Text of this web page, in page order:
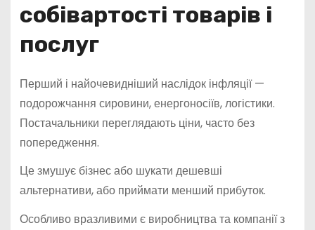
собівартості товарів і
послуг
Перший і найочевидніший наслідок інфляції —
подорожчання сировини, енергоносіїв, логістики.
Постачальники переглядають ціни, часто без
попередження.
Це змушує бізнес або шукати дешевші
альтернативи, або приймати менший прибуток.
Особливо вразливими є виробництва та компанії з